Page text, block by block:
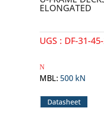
ELONGATED
UGS : DF-31-
MBL: 500 kN
Datasheet